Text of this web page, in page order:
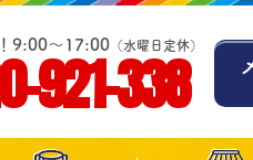
9:00～17:00 （水曜日定休）
921-338